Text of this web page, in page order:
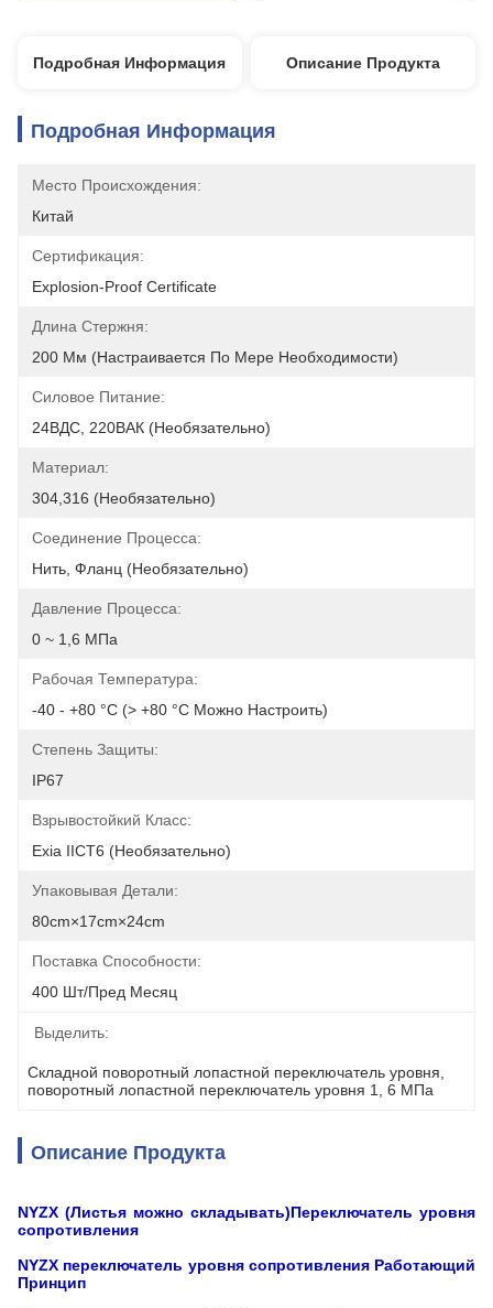
Подробная Информация Описание Продукта
Подробная Информация
Место Происхождения:
Китай
Сертификация:
Explosion-Proof Certificate
Длина Стержня:
200 Мм (настраивается По Мере Необходимости)
Силовое Питание:
24ВДС, 220ВАК (необязательно)
Материал:
304,316 (необязательно)
Соединение Процесса:
Нить, Фланц (необязательно)
Давление Процесса:
0 ~ 1,6 МПа
Рабочая Температура:
-40 - +80 °C (> +80 °C Можно Настроить)
Степень Защиты:
IP67
Взрывостойкий Класс:
Exia IICT6 (необязательно)
Упаковывая Детали:
80cm×17cm×24cm
Поставка Способности:
400 Шт/пред Месяц
Выделить:
Складной поворотный лопастной переключатель уровня
поворотный лопастной переключатель уровня 1
6 МПа
Описание Продукта
NYZX (Листья можно складывать)Переключатель уровня
сопротивления
NYZX переключатель уровня сопротивления Работающий
Принцип